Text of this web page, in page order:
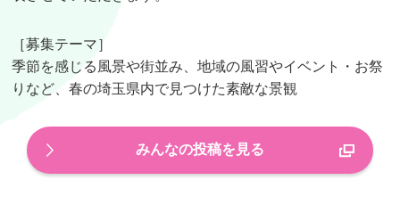
［募集テーマ］
季節を感じる風景や街並み、地域の風習やイベント・お祭
りなど、春の埼玉県内で見つけた素敵な景観
みんなの投稿を見る